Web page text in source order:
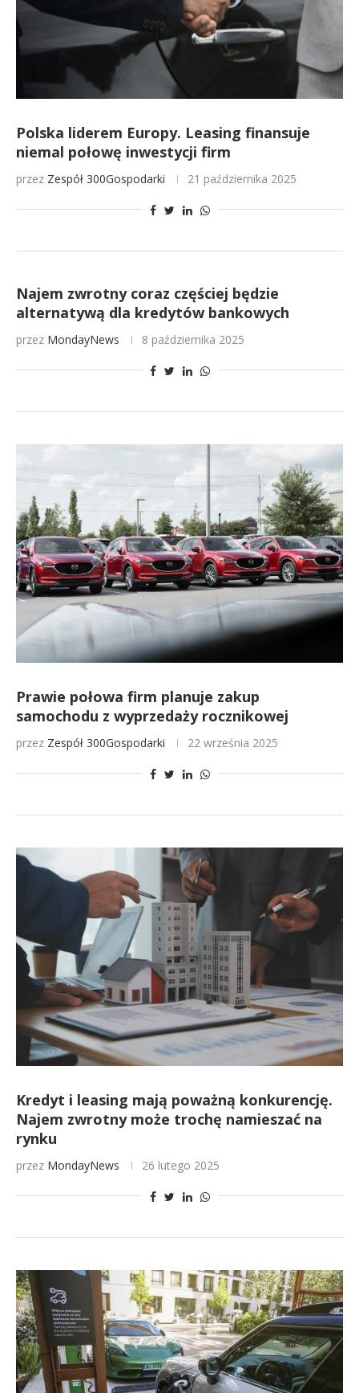
Polska liderem Europy. Leasing finansuje
niemal połowę inwestycji firm
przez Zespół 300Gospodarki 21 października 2025
Najem zwrotny coraz częściej będzie
alternatywą dla kredytów bankowych
przez MondayNews 8 października 2025
Prawie połowa firm planuje zakup
samochodu z wyprzedaży rocznikowej
przez Zespół 300Gospodarki 22 września 2025
Kredyt i leasing mają poważną konkurencję.
Najem zwrotny może trochę namieszać na
rynku
przez MondayNews 26 lutego 2025